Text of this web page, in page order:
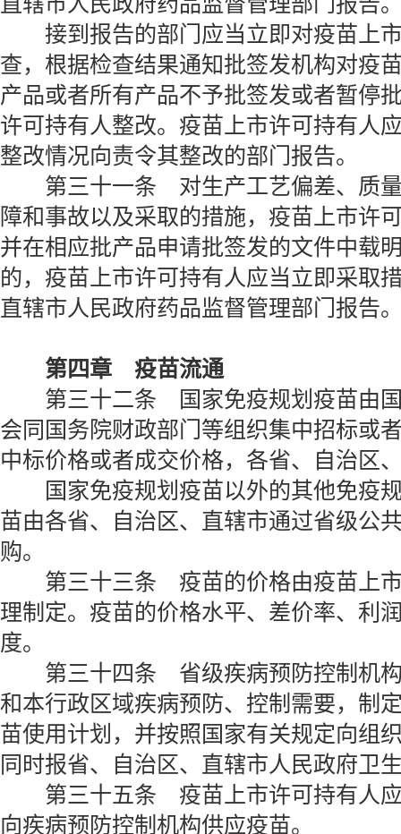
接到报告的部门应当立即对疫苗上市
查，根据检查结果通知批签发机构对疫
产品或者所有产品不予批签发或者暂停
许可持有人整改。疫苗上市许可持有人
整改情况向责令其整改的部门报告。
第三十一条 对生产工艺偏差、质量
障和事故以及采取的措施，疫苗上市许
并在相应批产品申请批签发的文件中载
的，疫苗上市许可持有人应当立即采取
直辖市人民政府药品监督管理部门报告
第四章 疫苗流通
第三十二条 国家免疫规划疫苗由国
会同国务院财政部门等组织集中招标或
中标价格或者成交价格，各省、自治区
国家免疫规划疫苗以外的其他免疫规
苗由各省、自治区、直辖市通过省级公
购。
第三十三条 疫苗的价格由疫苗上市
理制定。疫苗的价格水平、差价率、利
度。
第三十四条 省级疾病预防控制机构
和本行政区域疾病预防、控制需要，制
苗使用计划，并按照国家有关规定向组
同时报省、自治区、直辖市人民政府卫
第三十五条 疫苗上市许可持有人应
向疾病预防控制机构供应疫苗。